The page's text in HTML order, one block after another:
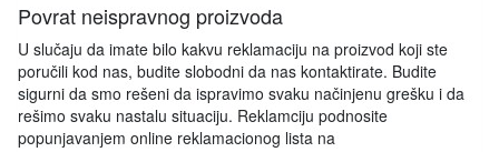
Povrat neispravnog proizvoda
U slučaju da imate bilo kakvu reklamaciju na proizvod koji ste
poručili kod nas, budite slobodni da nas kontaktirate. Budite
sigurni da smo rešeni da ispravimo svaku načinjenu grešku i da
rešimo svaku nastalu situaciju. Reklamciju podnosite
popunjavanjem online reklamacionog lista na